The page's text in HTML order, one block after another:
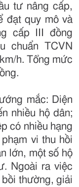
tư nâng cấp,
đạt quy mô và
cấp III đồng
chuẩn TCVN
h. Tổng mức
mắc: Diện
nhiều hộ dân;
có nhiều hạng
vi thu hồi
lớn, một số hộ
Ngoài ra việc
thường, giải